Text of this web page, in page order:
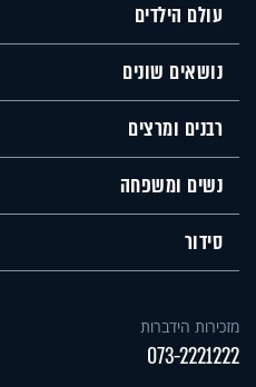
עולם הילדים
נושאים שונים
רבנים ומרצים
נשים ומשפחה
סידור
מזכירות הידברות
073-2221222